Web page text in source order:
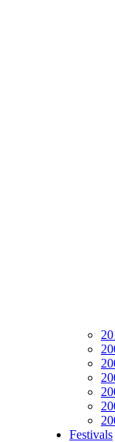
Festivals